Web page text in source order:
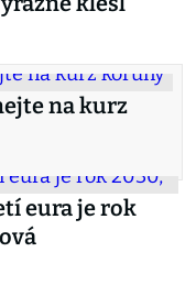
na kurz
eura je rok